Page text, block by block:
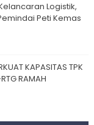
Logistik,
Peti Kemas
KAPASITAS TPK
RAMAH